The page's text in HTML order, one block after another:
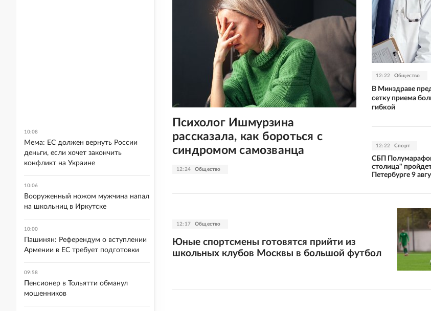
12:24 Общество
Психолог Ишмурзина
рассказала, как бороться с
синдромом самозванца
12:22 Общество
В Минздраве
сетку приема
гибкой
12:22 Спорт
СБП
столица"
Петербурге 9
12:17 Общество
Юные спортсмены готовятся прийти из
школьных клубов Москвы в большой футбол
10:08
Мема: ЕС должен вернуть России
деньги, если хочет закончить
конфликт на Украине
10:06
Вооруженный ножом мужчина напал
на школьниц в Иркутске
10:00
Пашинян: Референдум о вступлении
Армении в ЕС требует подготовки
09:58
Пенсионер в Тольятти обманул
мошенников